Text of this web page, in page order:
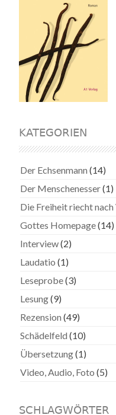
KATEGORIEN
Der Echsenmann (14)
Der Menschenesser(1)
Die Freiheit riecht nach
Gottes Homepage(14)
Interview(2)
Laudatio (1)
Leseprobe(3)
Lesung(9)
Rezension (49)
Schädelfeld (10)
Übersetzung(1)
Video, Audio, Foto (5)
SCHLAGWÖRTER